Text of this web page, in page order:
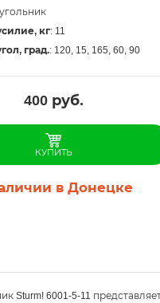
кг: 11
град.: 120, 15, 165, 60, 90
400руб.
КУПИТЬ
в Донецке
Sturm! 6001-5-11